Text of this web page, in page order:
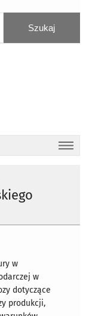
w
w
dotyczące
produkcji,